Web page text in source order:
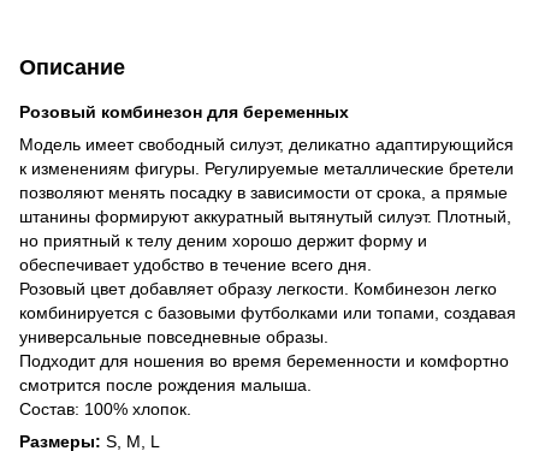
Описание
Розовый комбинезон для беременных
Модель имеет свободный силуэт, деликатно адаптирующийся
к изменениям фигуры. Регулируемые металлические бретели
позволяют менять посадку в зависимости от срока, а прямые
штанины формируют аккуратный вытянутый силуэт. Плотный,
но приятный к телу деним хорошо держит форму и
обеспечивает удобство в течение всего дня.
Розовый цвет добавляет образу легкости. Комбинезон легко
комбинируется с базовыми футболками или топами, создавая
универсальные повседневные образы.
Подходит для ношения во время беременности и комфортно
смотрится после рождения малыша.
Состав: 100% хлопок.
Размеры: S, M, L